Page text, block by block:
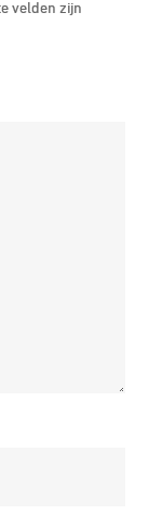
velden zijn